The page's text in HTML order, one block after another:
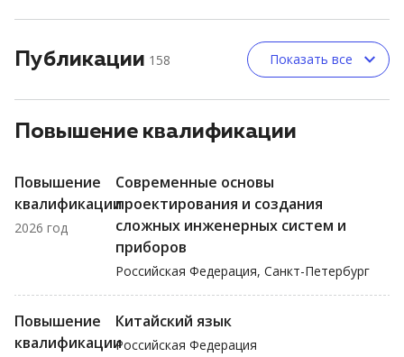
Публикации 158 Показать все
Повышение квалификации
Повышение
квалификации
2026 год
Современные основы
проектирования и создания
сложных инженерных систем и
приборов
Российская Федерация, Санкт-Петербург
Повышение
квалификации
Китайский язык
Российская Федерация